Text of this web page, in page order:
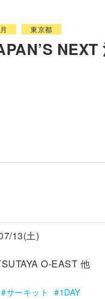
東京都
13(土)
O-EAST 他
サーキット 1DAY